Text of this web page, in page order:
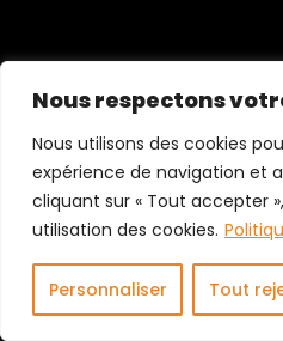
Nous respectons
Nous utilisons des cookies
expérience de navigation et
cliquant sur « Tout accepter
utilisation des cookies.
Personnaliser Tout